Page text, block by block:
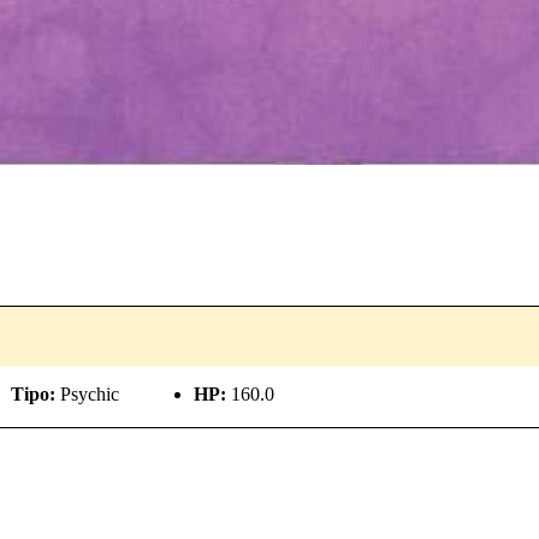
Tipo: Psychic HP: 160.0